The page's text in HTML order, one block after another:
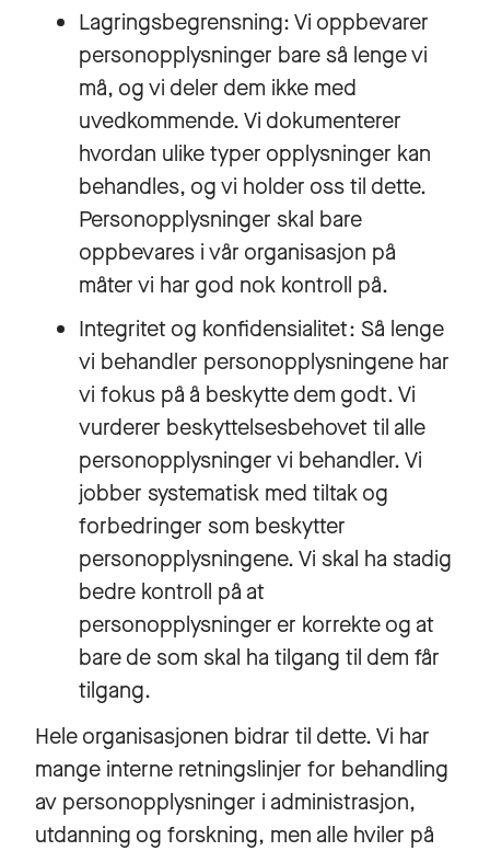
Lagringsbegrensning: Vi oppbevarer
personopplysninger bare så lenge vi
må, og vi deler dem ikke med
uvedkommende. Vi dokumenterer
hvordan ulike typer opplysninger kan
behandles, og vi holder oss til dette.
Personopplysninger skal bare
oppbevares i vår organisasjon på
måter vi har god nok kontroll på.
Integritet og konfidensialitet: Så lenge
vi behandler personopplysningene har
vi fokus på å beskytte dem godt. Vi
vurderer beskyttelsesbehovet til alle
personopplysninger vi behandler. Vi
jobber systematisk med tiltak og
forbedringer som beskytter
personopplysningene. Vi skal ha stadig
bedre kontroll på at
personopplysninger er korrekte og at
bare de som skal ha tilgang til dem får
tilgang.
Hele organisasjonen bidrar til dette. Vi har
mange interne retningslinjer for behandling
av personopplysninger i administrasjon,
utdanning og forskning, men alle hviler på